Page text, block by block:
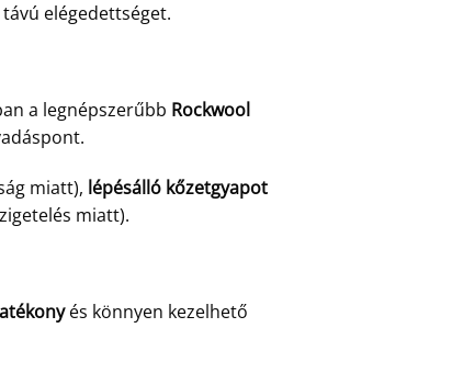
elégedettséget.
a legnépszerűbb Rockwool
miatt), lépésálló kőzetgyapot
miatt).
és könnyen kezelhető